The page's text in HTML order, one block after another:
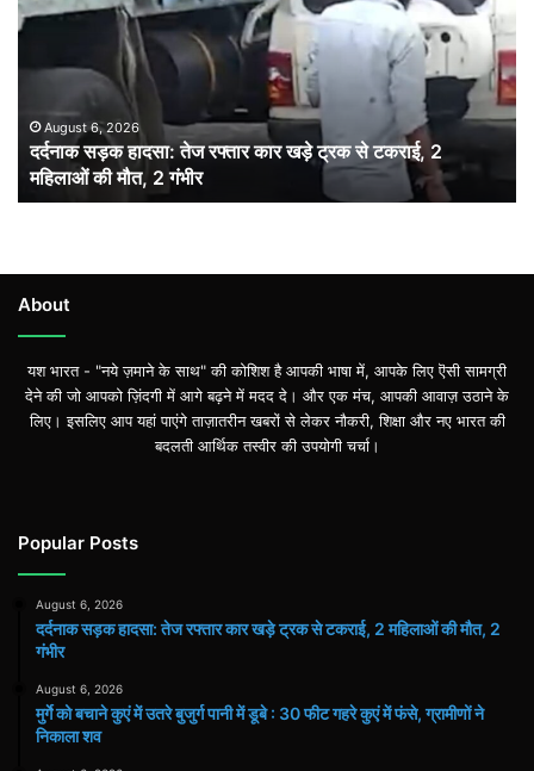
तेज
कार
ट्रक
टकराई,
2
मौत,
2
August 6, 2026
दर्दनाक सड़क हादसा: तेज रफ्तार कार खड़े ट्रक से टकराई, 2
महिलाओं की मौत, 2 गंभीर
About
यश भारत - "नये ज़माने के साथ" की कोशिश है आपकी भाषा में, आपके लिए ऎसी सामग्री
देने की जो आपको ज़िंदगी में आगे बढ़ने में मदद दे। और एक मंच, आपकी आवाज़ उठाने के
लिए। इसलिए आप यहां पाएंगे ताज़ातरीन खबरों से लेकर नौकरी, शिक्षा और नए भारत की
बदलती आर्थिक तस्वीर की उपयोगी चर्चा।
Popular Posts
August 6, 2026
दर्दनाक सड़क हादसा: तेज रफ्तार कार खड़े ट्रक से टकराई, 2 महिलाओं की मौत, 2
गंभीर
August 6, 2026
मुर्गे को बचाने कुएं में उतरे बुजुर्ग पानी में डूबे : 30 फीट गहरे कुएं में फंसे, ग्रामीणों ने
निकाला शव